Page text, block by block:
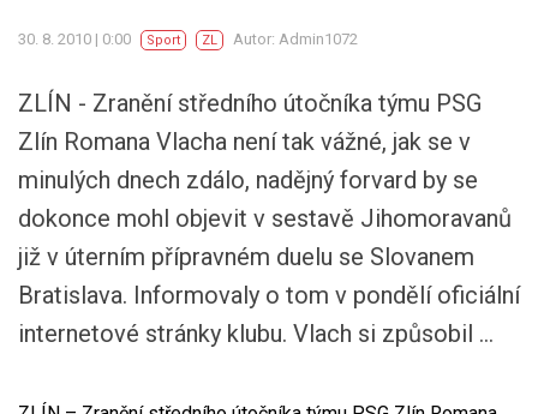
30. 8. 2010 | 0:00 Sport ZL Autor: Admin1072
ZLÍN - Zranění středního útočníka týmu PSG
Zlín Romana Vlacha není tak vážné, jak se v
minulých dnech zdálo, nadějný forvard by se
dokonce mohl objevit v sestavě Jihomoravanů
již v úterním přípravném duelu se Slovanem
Bratislava. Informovaly o tom v pondělí oficiální
internetové stránky klubu. Vlach si způsobil ...